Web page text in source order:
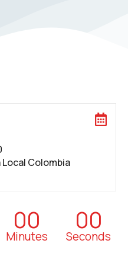
Local Colombia
00
Minutes
00
Seconds